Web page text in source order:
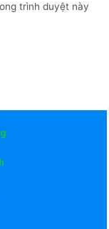
trình duyệt này